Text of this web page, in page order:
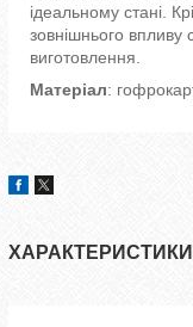
ідеальному стані.
зовнішнього впливу
виготовлення.
Матеріал:
ХАРАКТЕРИСТИКИ